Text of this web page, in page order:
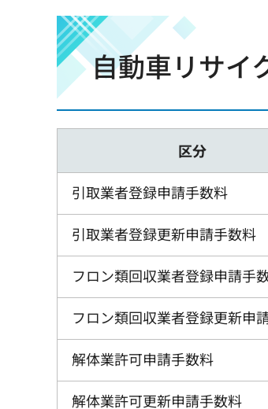
自動車リサイ
区分
引取業者登録申請手数料
引取業者登録更新申請手数料
フロン類回収業者登録申請手
フロン類回収業者登録更新申
解体業許可申請手数料
解体業許可更新申請手数料